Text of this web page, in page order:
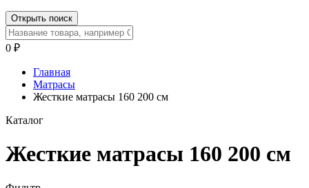
Открыть поиск
0 ₽
Главная
Матрасы
Жесткие матрасы 160 200 см
Каталог
Жесткие матрасы 160 200 см